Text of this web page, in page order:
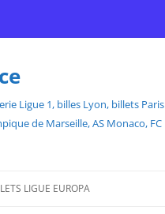
Ligue 1, billes Lyon, billets Paris
de Marseille, AS Monaco, FC
LIGUE EUROPA